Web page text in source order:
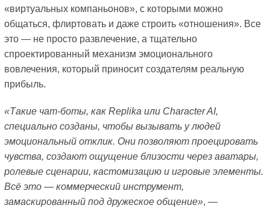
«виртуальных компаньонов», с которыми можно
общаться, флиртовать и даже строить «отношения». Все
это — не просто развлечение, а тщательно
спроектированный механизм эмоционального
вовлечения, который приносит создателям реальную
прибыль.
«Такие чат-боты, как Replika или Character AI,
специально созданы, чтобы вызывать у людей
эмоциональный отклик. Они позволяют проецировать
чувства, создают ощущение близости через аватары,
ролевые сценарии, кастомизацию и игровые элементы.
Всё это — коммерческий инструмент,
замаскированный под дружеское общение», —